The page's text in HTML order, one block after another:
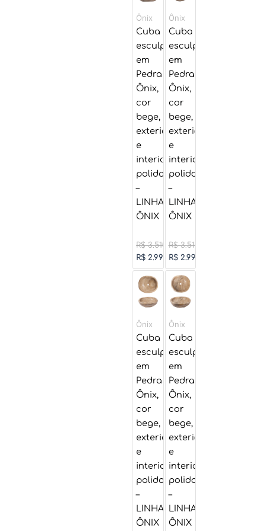
Ônix
Cuba
esculpida
em
Pedra
Ônix,
cor
bege,
exterior
e
interior
polido
–
LINHA
ÔNIX
R$3.510,00
R$ 3.510,00.
R$ 2.990,00
R$ 2.990,00.
Ônix
Cuba
esculpida
em
Pedra
Ônix,
cor
bege,
exterior
e
interior
polido
–
LINHA
ÔNIX
R$3.510,00
R$ 3.510,00.
R$2.990,00
Ônix
Cuba
esculpida
em
Pedra
Ônix,
cor
bege,
exterior
e
interior
polido
–
LINHA
ÔNIX
O
preço
original
R$ 3.950,00.
O
preço
atual
R$ 3.390,00.
Ônix
Cuba
esculpida
em
Pedra
Ônix,
cor
bege,
exterior
e
interior
polido
–
LINHA
ÔNIX
O
preço
original
R$ 3.950,00.